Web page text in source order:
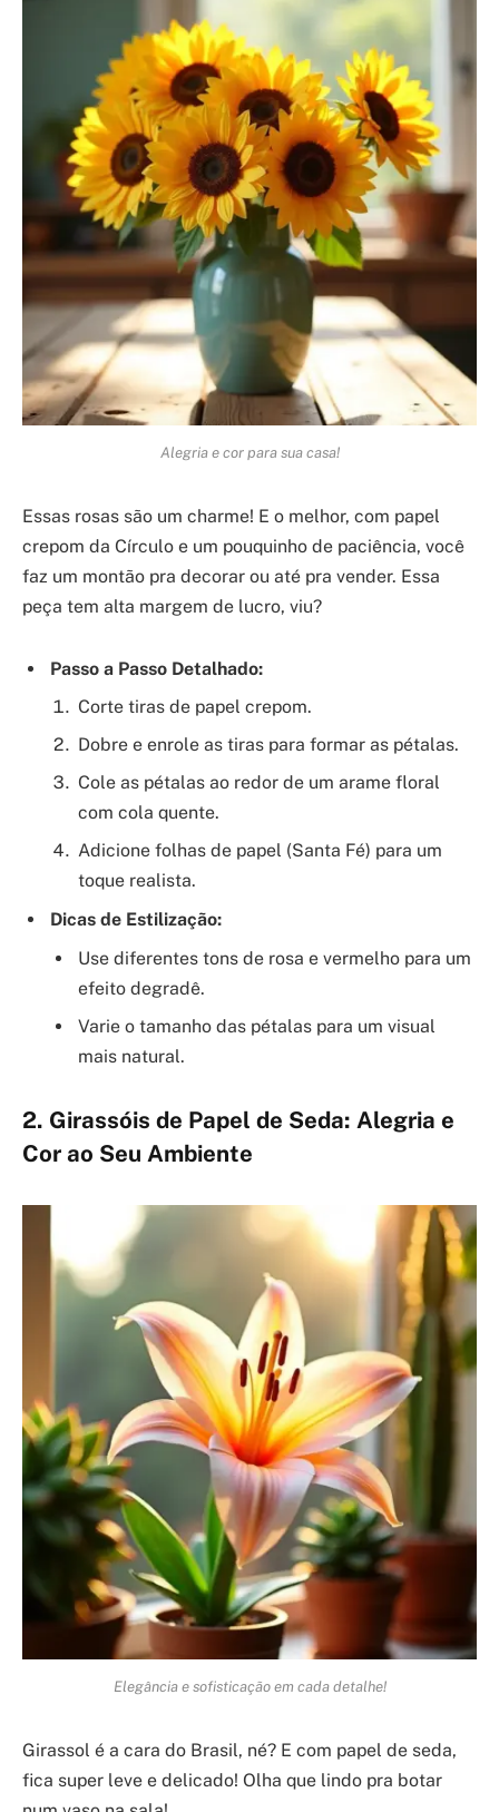
Alegria e cor para sua casa!
Essas rosas são um charme! E o melhor, com papel
crepom da Círculo e um pouquinho de paciência, você
faz um montão pra decorar ou até pra vender. Essa
peça tem alta margem de lucro, viu?
Passo a Passo Detalhado:
Corte tiras de papel crepom.
Dobre e enrole as tiras para formar as pétalas.
Cole as pétalas ao redor de um arame floral
com cola quente.
Adicione folhas de papel (Santa Fé) para um
toque realista.
Dicas de Estilização:
Use diferentes tons de rosa e vermelho para um
efeito degradê.
Varie o tamanho das pétalas para um visual
mais natural.
2. Girassóis de Papel de Seda: Alegria e
Cor ao Seu Ambiente
Elegância e sofisticação em cada detalhe!
Girassol é a cara do Brasil, né? E com papel de seda,
fica super leve e delicado! Olha que lindo pra botar